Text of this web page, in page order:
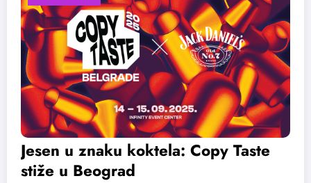
Jesen u znaku koktela: Copy Taste
stiže u Beograd